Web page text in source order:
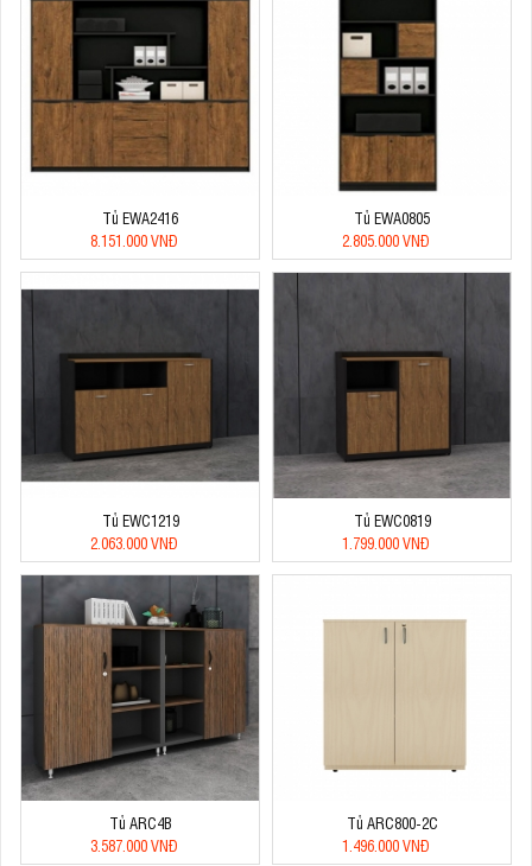
Tủ EWA2416
8.151.000 VNĐ
Tủ EWA0805
2.805.000 VNĐ
Tủ EWC1219
2.063.000 VNĐ
Tủ EWC0819
1.799.000 VNĐ
Tủ ARC4B
3.587.000 VNĐ
Tủ ARC800-2C
1.496.000 VNĐ